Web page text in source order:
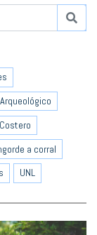
a corral
UNL